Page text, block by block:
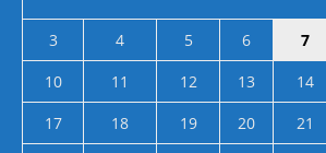
3
4 5 6 7
10
11 12 13 14
17
18 19 20 21